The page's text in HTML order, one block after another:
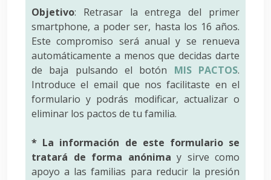
Objetivo: Retrasar la entrega del primer
smartphone, a poder ser, hasta los 16 años.
Este compromiso será anual y se renueva
automáticamente a menos que decidas darte
de baja pulsando el botón MIS PACTOS.
Introduce el email que nos facilitaste en el
formulario y podrás modificar, actualizar o
eliminar los pactos de tu familia.
* La información de este formulario se
tratará de forma anónima y sirve como
apoyo a las familias para reducir la presión